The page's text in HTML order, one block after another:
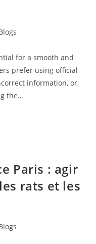
for a smooth and
prefer using official
information, or
the…
Paris : agir
rats et les